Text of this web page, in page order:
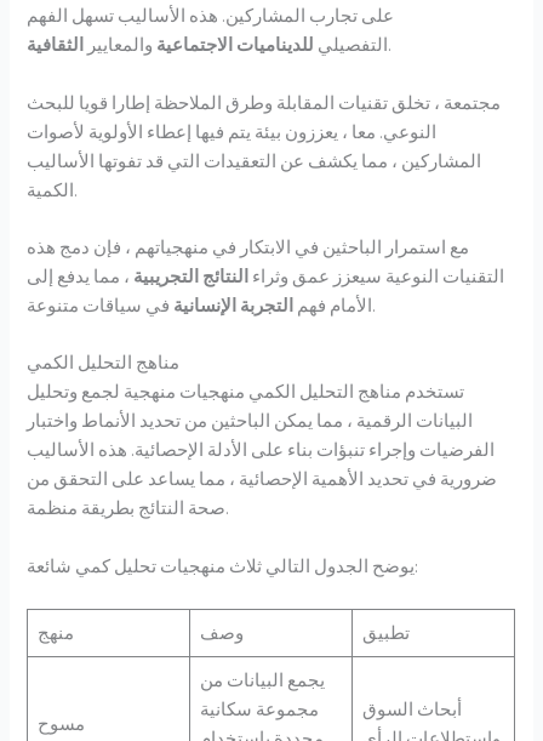
على تجارب المشاركين. هذه الأساليب تسهل الفهم
التفصيلي للديناميات الاجتماعية والمعايير الثقافية .
مجتمعة ، تخلق تقنيات المقابلة وطرق الملاحظة إطارا قويا للبحث
النوعي. معا ، يعززون بيئة يتم فيها إعطاء الأولوية لأصوات
المشاركين ، مما يكشف عن التعقيدات التي قد تفوتها الأساليب
الكمية.
مع استمرار الباحثين في الابتكار في منهجياتهم ، فإن دمج هذه
التقنيات النوعية سيعزز عمق وثراء النتائج التجريبية ، مما يدفع إلى
الأمام فهم التجربة الإنسانية في سياقات متنوعة.
مناهج التحليل الكمي
تستخدم مناهج التحليل الكمي منهجيات منهجية لجمع وتحليل
البيانات الرقمية ، مما يمكن الباحثين من تحديد الأنماط واختبار
الفرضيات وإجراء تنبؤات بناء على الأدلة الإحصائية. هذه الأساليب
ضرورية في تحديد الأهمية الإحصائية ، مما يساعد على التحقق من
صحة النتائج بطريقة منظمة.
يوضح الجدول التالي ثلاث منهجيات تحليل كمي شائعة:
منهج وصف تطبيق
مسوح
يجمع البيانات من
مجموعة سكانية
أبحاث السوق